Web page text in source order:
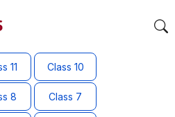
11 Class 10
8 Class 7